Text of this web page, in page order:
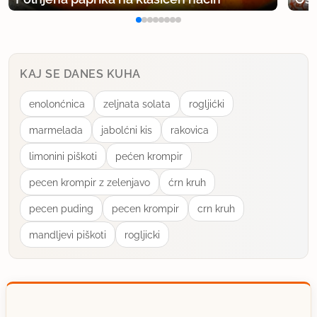
KAJ SE DANES KUHA
enolonćnica zeljnata solata rogljićki
marmelada jabolćni kis rakovica
limonini piškoti pećen krompir
pecen krompir z zelenjavo ćrn kruh
pecen puding pecen krompir crn kruh
mandljevi piškoti rogljicki